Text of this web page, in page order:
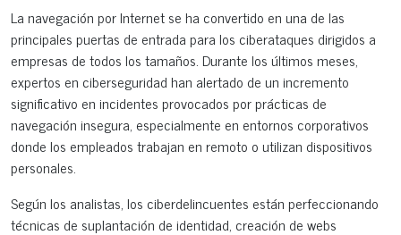
La navegación por Internet se ha convertido en una de las
principales puertas de entrada para los ciberataques dirigidos a
empresas de todos los tamaños. Durante los últimos meses,
expertos en ciberseguridad han alertado de un incremento
significativo en incidentes provocados por prácticas de
navegación insegura, especialmente en entornos corporativos
donde los empleados trabajan en remoto o utilizan dispositivos
personales.
Según los analistas, los ciberdelincuentes están perfeccionando
técnicas de suplantación de identidad, creación de webs